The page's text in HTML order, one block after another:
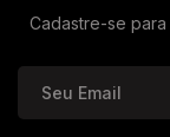
Cadastre-se